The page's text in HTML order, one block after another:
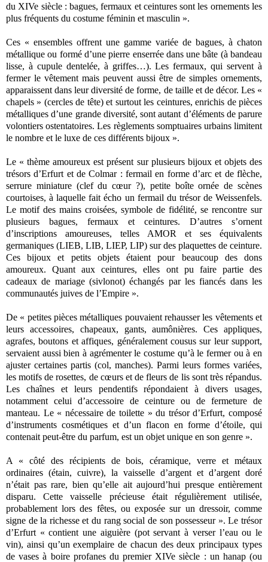
du XIVe siècle : bagues, fermaux et ceintures sont les ornements les
plus fréquents du costume féminin et masculin ».
Ces « ensembles offrent une gamme variée de bagues, à chaton
métallique ou formé d’une pierre enserrée dans une bâte (à bandeau
lisse, à cupule dentelée, à griffes…). Les fermaux, qui servent à
fermer le vêtement mais peuvent aussi être de simples ornements,
apparaissent dans leur diversité de forme, de taille et de décor. Les «
chapels » (cercles de tête) et surtout les ceintures, enrichis de pièces
métalliques d’une grande diversité, sont autant d’éléments de parure
volontiers ostentatoires. Les règlements somptuaires urbains limitent
le nombre et le luxe de ces différents bijoux ».
Le « thème amoureux est présent sur plusieurs bijoux et objets des
trésors d’Erfurt et de Colmar : fermail en forme d’arc et de flèche,
serrure miniature (clef du cœur ?), petite boîte ornée de scènes
courtoises, à laquelle fait écho un fermail du trésor de Weissenfels.
Le motif des mains croisées, symbole de fidélité, se rencontre sur
plusieurs bagues, fermaux et ceintures. D’autres s’ornent
d’inscriptions amoureuses, telles AMOR et ses équivalents
germaniques (LIEB, LIB, LIEP, LIP) sur des plaquettes de ceinture.
Ces bijoux et petits objets étaient pour beaucoup des dons
amoureux. Quant aux ceintures, elles ont pu faire partie des
cadeaux de mariage (sivlonot) échangés par les fiancés dans les
communautés juives de l’Empire ».
De « petites pièces métalliques pouvaient rehausser les vêtements et
leurs accessoires, chapeaux, gants, aumônières. Ces appliques,
agrafes, boutons et affiques, généralement cousus sur leur support,
servaient aussi bien à agrémenter le costume qu’à le fermer ou à en
ajuster certaines partis (col, manches). Parmi leurs formes variées,
les motifs de rosettes, de cœurs et de fleurs de lis sont très répandus.
Les chaînes et leurs pendentifs répondaient à divers usages,
notamment celui d’accessoire de ceinture ou de fermeture de
manteau. Le « nécessaire de toilette » du trésor d’Erfurt, composé
d’instruments cosmétiques et d’un flacon en forme d’étoile, qui
contenait peut-être du parfum, est un objet unique en son genre ».
A « côté des récipients de bois, céramique, verre et métaux
ordinaires (étain, cuivre), la vaisselle d’argent et d’argent doré
n’était pas rare, bien qu’elle ait aujourd’hui presque entièrement
disparu. Cette vaisselle précieuse était régulièrement utilisée,
probablement lors des fêtes, ou exposée sur un dressoir, comme
signe de la richesse et du rang social de son possesseur ». Le trésor
d’Erfurt « contient une aiguière (pot servant à verser l’eau ou le
vin), ainsi qu’un exemplaire de chacun des deux principaux types
de vases à boire profanes du premier XIVe siècle : un hanap (ou